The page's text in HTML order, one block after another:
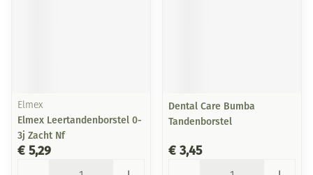
Elmex
Elmex Leertandenborstel 0-
3j Zacht Nf
€ 5,29
Dental Care Bumba
Tandenborstel
€ 3,45